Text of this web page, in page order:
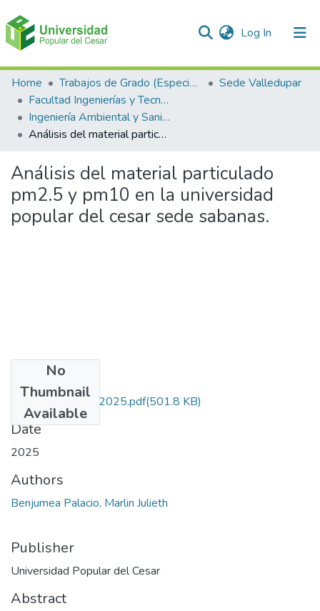
Log In (current)
Communities & Collections
All of DSpace
Statistics
Home Trabajos de Grado (Especializaciones y Pregrados)
Sede Valledupar
Facultad Ingenierías y Tecnologías
Ingeniería Ambiental y Sanitaria.
Análisis del material particulado pm2.5 y pm10 en la universidad popular del cesar sede sabanas.
Análisis del material particulado
pm2.5 y pm10 en la universidad
popular del cesar sede sabanas.
No
Thumbnail
Available
BenjumeaPalacio.2025.pdf(501.8 KB)
Date
2025
Authors
Benjumea Palacio, Marlin Julieth
Publisher
Universidad Popular del Cesar
Abstract